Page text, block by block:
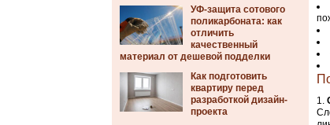
УФ-защита сотового
поликарбоната: как
отличить
качественный
материал от дешевой подделки
Как подготовить
квартиру перед
разработкой дизайн-
проекта